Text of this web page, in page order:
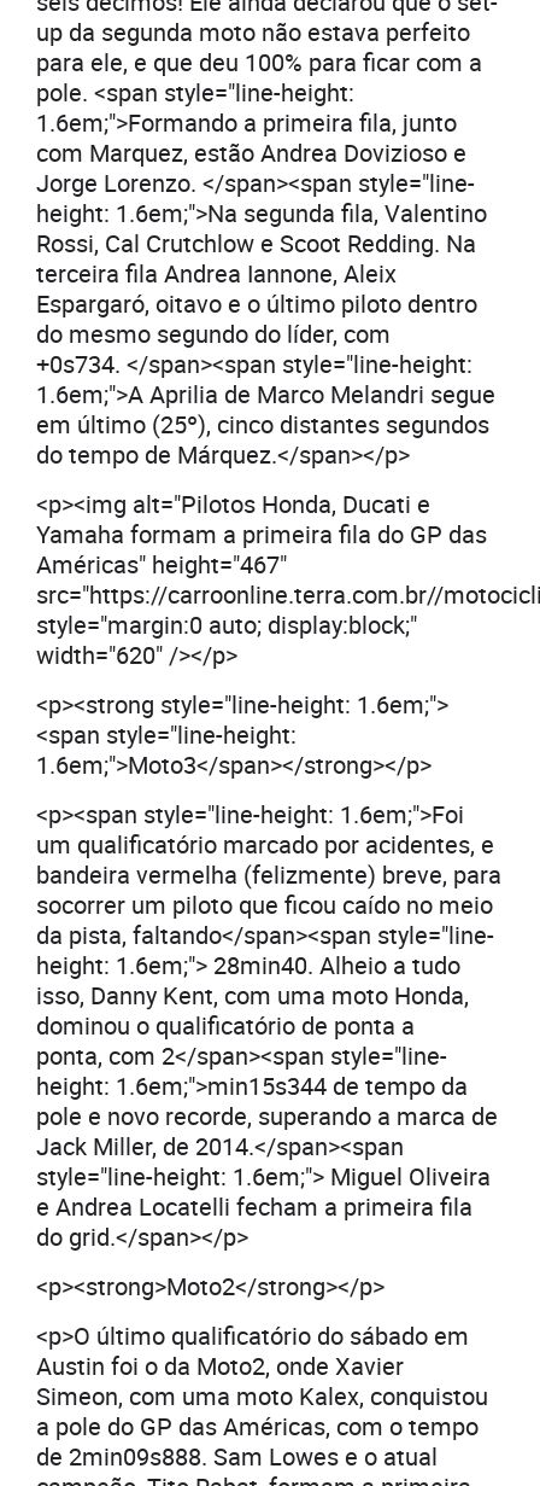
up da segunda moto não estava perfeito
para ele, e que deu 100% para ficar com a
pole. <span style="line-height:
1.6em;">Formando a primeira fila, junto
com Marquez, estão Andrea Dovizioso e
Jorge Lorenzo. </span><span style="line-
height: 1.6em;">Na segunda fila, Valentino
Rossi, Cal Crutchlow e Scoot Redding. Na
terceira fila Andrea Iannone, Aleix
Espargaró, oitavo e o último piloto dentro
do mesmo segundo do líder, com
+0s734. </span><span style="line-height:
1.6em;">A Aprilia de Marco Melandri segue
em último (25º), cinco distantes segundos
do tempo de Márquez.</span></p>
<p><img alt="Pilotos Honda, Ducati e
Yamaha formam a primeira fila do GP das
Américas" height="467"
src="https://carroonline.terra.com.br//
style="margin:0 auto; display:block;"
width="620" /></p>
<p><strong style="line-height: 1.6em;">
<span style="line-height:
1.6em;">Moto3</span></strong></p>
<p><span style="line-height: 1.6em;">Foi
um qualificatório marcado por acidentes, e
bandeira vermelha (felizmente) breve, para
socorrer um piloto que ficou caído no meio
da pista, faltando</span><span style="line-
height: 1.6em;"> 28min40. Alheio a tudo
isso, Danny Kent, com uma moto Honda,
dominou o qualificatório de ponta a
ponta, com 2</span><span style="line-
height: 1.6em;">min15s344 de tempo da
pole e novo recorde, superando a marca de
Jack Miller, de 2014.</span><span
style="line-height: 1.6em;"> Miguel Oliveira
e Andrea Locatelli fecham a primeira fila
do grid.</span></p>
<p><strong>Moto2</strong></p>
<p>O último qualificatório do sábado em
Austin foi o da Moto2, onde Xavier
Simeon, com uma moto Kalex, conquistou
a pole do GP das Américas, com o tempo
de 2min09s888. Sam Lowes e o atual